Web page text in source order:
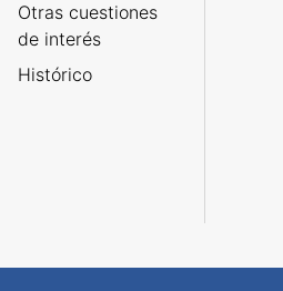
Otras cuestiones
de interés
Histórico